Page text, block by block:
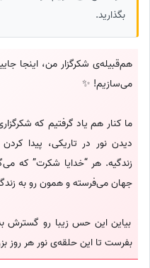
بگذارید.
هم‌قبیله‌ی شکرگزار من، اینجا
می‌سازیم! ✨
ما کنار هم یاد گرفتیم که
دیدن نور در تاریکی، پیدا
زندگیه. هر “خدایا شکرت” که
جهان می‌فرسته و همون رو به
بیاین این حس زیبا رو گسترش
بفرست تا این حلقه‌ی نور هر روز